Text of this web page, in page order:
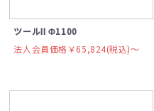
ツールII Φ1100
法人会員価格￥65,824(税込)〜